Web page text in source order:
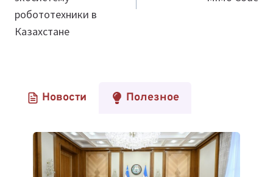
робототехники в
Казахстане
Новости Полезное